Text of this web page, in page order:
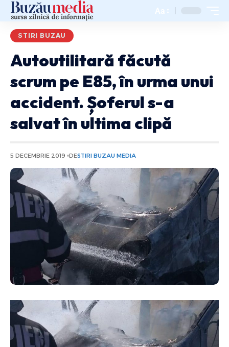
Aa
STIRI BUZAU
Autoutilitară făcută
scrum pe E85, în urma unui
accident. Șoferul s-a
salvat în ultima clipă
5 DECEMBRIE 2019 DESTIRI BUZAU MEDIA